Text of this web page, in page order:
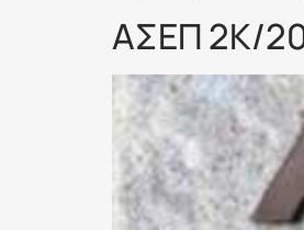
ΑΣΕΠ 2Κ/